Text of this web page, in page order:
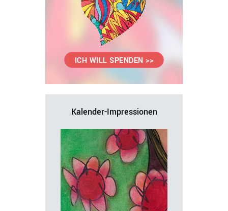
ICH WILL SPENDEN >>
Kalender-Impressionen